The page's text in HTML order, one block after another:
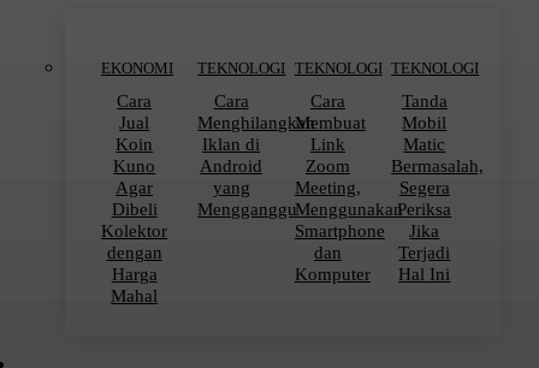
EKONOMI
Cara
Jual
Koin
Kuno
Agar
Dibeli
Kolektor
dengan
Harga
Mahal
TEKNOLOGI
Cara
Menghilangkan
Iklan di
Android
yang
Mengganggu
TEKNOLOGI
Cara
Membuat
Link
Zoom
Meeting,
Menggunakan
Smartphone
dan
Komputer
TEKNOLOGI
Tanda
Mobil
Matic
Bermasalah,
Segera
Periksa
Jika
Terjadi
Hal Ini